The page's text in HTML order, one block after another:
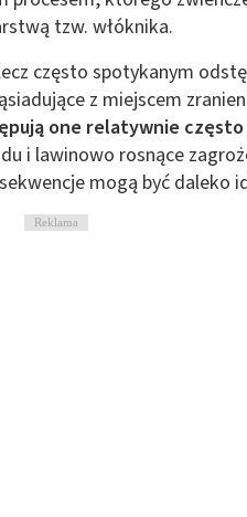
tzw. włóknika.
często spotykanym
z miejscem
one relatywnie często
i lawinowo rosnące
mogą być daleko
Reklama
lub kombinacji danych z
danych do wyboru treści
aktywnie żądanych